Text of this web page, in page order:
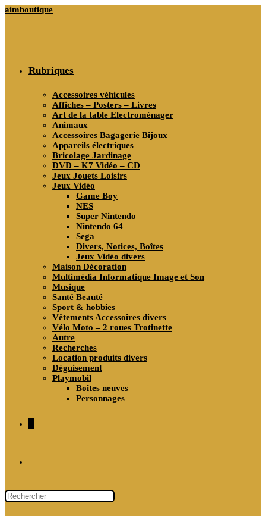
Skip
aimboutique
Rubriques
Accessoires véhicules
Affiches – Posters – Livres
Art de la table Electroménager
Animaux
Accessoires Bagagerie Bijoux
Appareils électriques
Bricolage Jardinage
DVD – K7 Vidéo – CD
Jeux Jouets Loisirs
Jeux Vidéo
Game Boy
NES
Super Nintendo
Nintendo 64
Sega
Divers, Notices, Boîtes
Jeux Vidéo divers
Maison Décoration
Multimédia Informatique Image et Son
Musique
Santé Beauté
Sport & hobbies
Vêtements Accessoires divers
Vélo Moto – 2 roues Trotinette
Autre
Recherches
Location produits divers
Déguisement
Playmobil
Boîtes neuves
Personnages
website